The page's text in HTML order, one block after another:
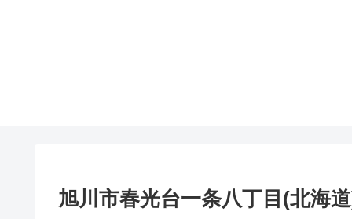
旭川市春光台一条八丁目(北海